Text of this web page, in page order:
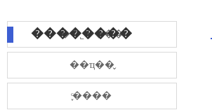
��������
��˾����
��ҵ��̬
֪ͨ����